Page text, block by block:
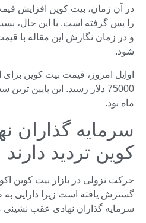
را پس گرفته است. با این حال،
شود.
اوایل امروز، قیمت بیت کوین برای
75000 دلار رسید. این پایین
ماه بود.
سرمایه گذاران
کوین تردید دارند
حرکت نزولی در بازار بیت کوین
گسترش یافته است زیرا دارایی به
سرمایه گذاران نهادی عقب نشینی